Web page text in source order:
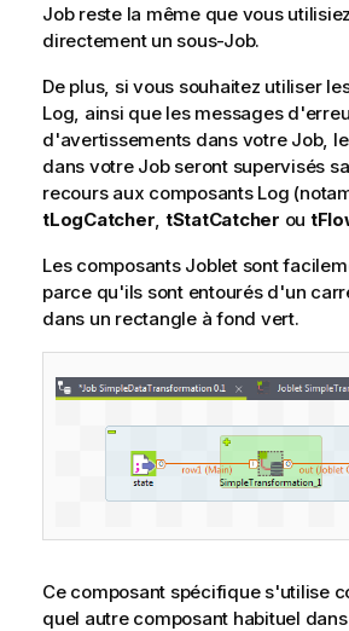
Job reste la même que vous
directement un sous-Job.
De plus, si vous souhaitez utiliser
Log, ainsi que les messages
d'avertissements dans votre Job,
dans votre Job seront supervisés
recours aux composants Log
tLogCatcher tStatCatcher ou
Les composants Joblet sont
parce qu'ils sont entourés d'un
dans un rectangle à fond vert.
Ce composant spécifique s'utilise
quel autre composant habituel